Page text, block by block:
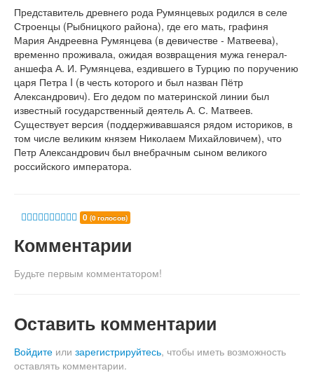
Представитель древнего рода Румянцевых родился в селе
Строенцы (Рыбницкого района), где его мать, графиня
Мария Андреевна Румянцева (в девичестве - Матвеева),
временно проживала, ожидая возвращения мужа генерал-
аншефа А. И. Румянцева, ездившего в Турцию по поручению
царя Петра I (в честь которого и был назван Пётр
Александрович). Его дедом по материнской линии был
известный государственный деятель А. С. Матвеев.
Существует версия (поддерживавшаяся рядом историков, в
том числе великим князем Николаем Михайловичем), что
Петр Александрович был внебрачным сыном великого
российского императора.
0 (0 голосов)
Комментарии
Будьте первым комментатором!
Оставить комментарии
Войдите или зарегистрируйтесь, чтобы иметь возможность
оставлять комментарии.